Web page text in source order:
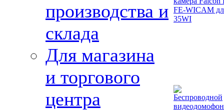
производства и
склада
Для магазина
и торгового
центра